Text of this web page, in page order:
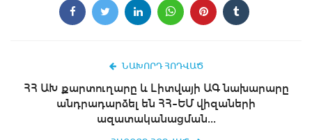
ՆԱԽՈՐԴ ՀՈԴՎԱԾ
ՀՀ ԱԽ քարտուղարը և Լիտվայի ԱԳ նախարարը
անդրադարձել են ՀՀ–ԵՄ վիզաների
ազատականացման...